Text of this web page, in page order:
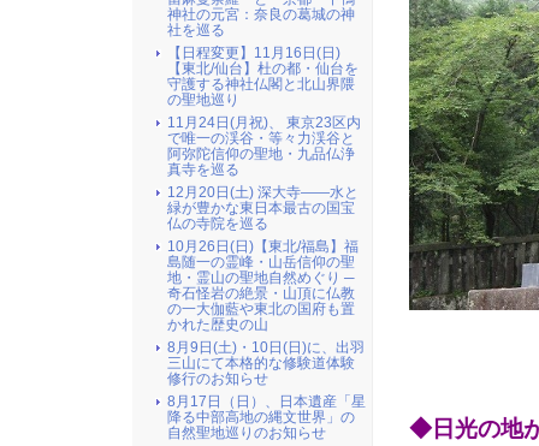
◆日光の地
神社の元宮：奈良の葛城の神
社を巡る
【日程変更】11月16日(日)
【東北/仙台】杜の都・仙台を
守護する神社仏閣と北山界隈
の聖地巡り
11月24日(月祝)、 東京23区内
で唯一の渓谷・等々力渓谷と
阿弥陀信仰の聖地・九品仏浄
真寺を巡る
12月20日(土) 深大寺――水と
緑が豊かな東日本最古の国宝
仏の寺院を巡る
10月26日(日)【東北/福島】福
島随一の霊峰・山岳信仰の聖
地・霊山の聖地自然めぐり ─
奇石怪岩の絶景・山頂に仏教
の一大伽藍や東北の国府も置
かれた歴史の山
8月9日(土)・10日(日)に、出羽
三山にて本格的な修験道体験
修行のお知らせ
8月17日（日）、日本遺産「星
降る中部高地の縄文世界」の
自然聖地巡りのお知らせ